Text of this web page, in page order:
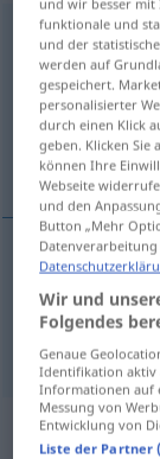
Plünderungf <
Übersicht
(Für mehr Details
pillaje,
funktionale und
und der
werden auf
gespeichert.
personalisierter
durch einen Klick
geben. Klicken Sie
können Ihre
Webseite
und den
Button „Mehr
Wir und
Folgendes
Genaue
Identifikation aktiv
Informationen auf
Messung von
Entwicklung von
Liste der Partner